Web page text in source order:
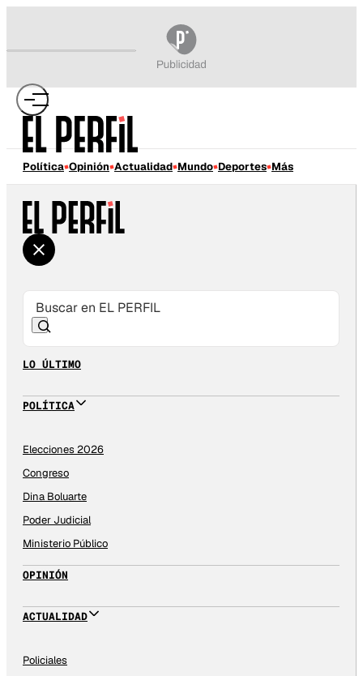
Política Opinión Actualidad Mundo Deportes Más
LO ÚLTIMO
POLÍTICA
Elecciones 2026
Congreso
Dina Boluarte
Poder Judicial
Ministerio Público
OPINIÓN
ACTUALIDAD
Policiales